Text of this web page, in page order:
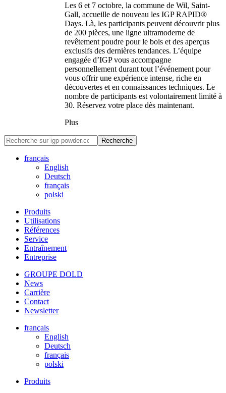
Les 6 et 7 octobre, la commune de Wil, Saint-
Gall, accueille de nouveau les IGP RAPID®
Days. Là, les participants peuvent découvrir plus
de 200 pièces, une ligne ultramoderne de
revêtement poudre pour le bois et des aperçus
exclusifs des dernières tendances. L’équipe
engagée d’IGP vous accompagne
personnellement durant tout l’événement pour
vous offrir une expérience intense, riche en
découvertes et en connaissances techniques. Le
nombre de participants est volontairement limité à
30. Réservez votre place dès maintenant.
Plus
Recherche
français
English
Deutsch
français
polski
Produits
Utilisations
Références
Service
Entraînement
Entreprise
GROUPE DOLD
News
Carrière
Contact
Newsletter
français
English
Deutsch
français
polski
Produits